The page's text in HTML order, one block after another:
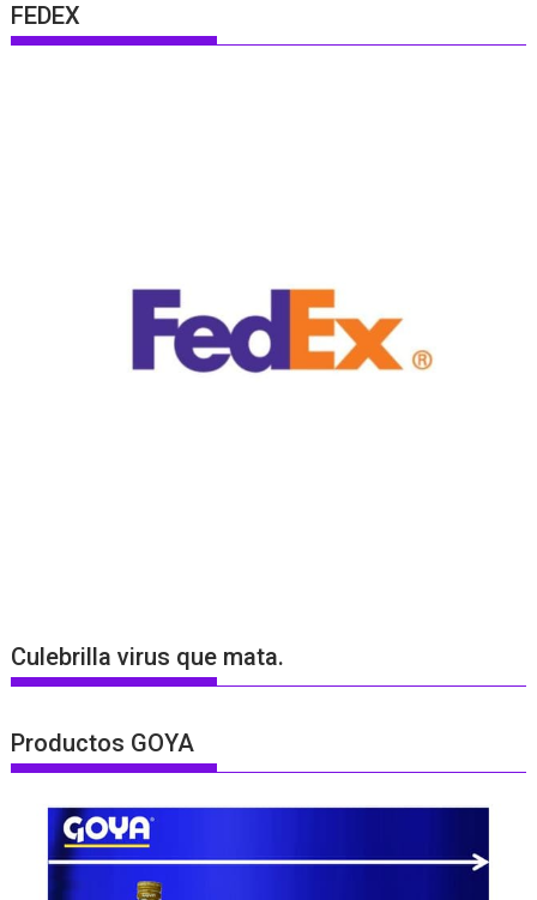
FEDEX
Culebrilla virus que mata.
Productos GOYA